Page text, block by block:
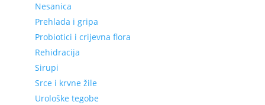
Nesanica
Prehlada i gripa
Probiotici i crijevna flora
Rehidracija
Sirupi
Srce i krvne žile
Urološke tegobe